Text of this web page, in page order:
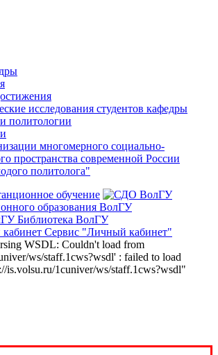
исследования студентов кафедры
политологии
многомерного социально-
пространства современной России
политолога"
обучение
образования ВолГУ
Библиотека ВолГУ
Сервис "Личный кабинет"
WSDL: Couldn't load from
ws/staff.1cws?wsdl' : failed to load
is.volsu.ru/1cuniver/ws/staff.1cws?wsdl"